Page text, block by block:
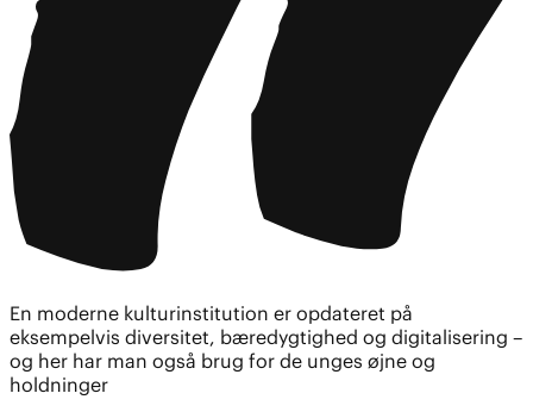
En moderne kulturinstitution er opdateret på
eksempelvis diversitet, bæredygtighed og digitalisering –
og her har man også brug for de unges øjne og
holdninger